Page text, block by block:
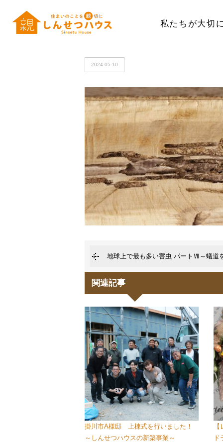
私たちが大切
HOME >24696543_s
2024-05-10
地球上で最も多い害虫 パートⅦ～蟻道
関連記事
掛川市A様邸 上棟式を行いました！
～しんせつハウスの新築事業～